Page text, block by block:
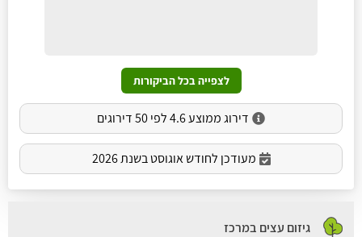
לצפייה בכל הביקורות
דירוג ממוצע 4.6 לפי 50 דירוגים
מעודכן לחודש אוגוסט בשנת 2026
גיזום עצים במרכז